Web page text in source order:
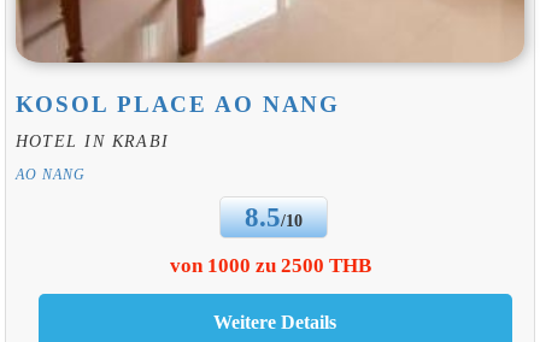
KOSOL PLACE AO NANG
HOTEL IN KRABI
AO NANG
8.5/10
von 1000 zu 2500 THB